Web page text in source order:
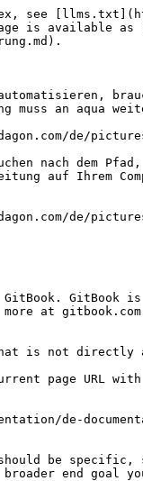
see
is available as
automatisieren,
muss an aqua
de/
nach
auf Ihrem
de/
GitBook
at
is not directly
page URL
de-
be specific,
end goal